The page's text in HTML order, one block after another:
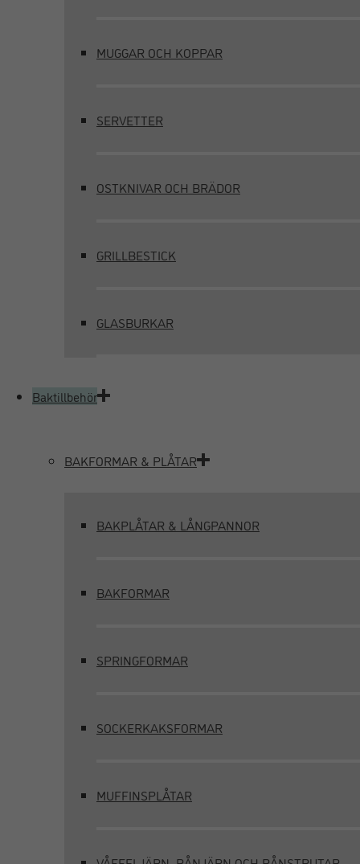
MUGGAR OCH KOPPAR
SERVETTER
OSTKNIVAR OCH BRÄDOR
GRILLBESTICK
GLASBURKAR
Baktillbehör
BAKFORMAR & PLÅTAR
BAKPLÅTAR & LÅNGPANNOR
BAKFORMAR
SPRINGFORMAR
SOCKERKAKSFORMAR
MUFFINSPLÅTAR